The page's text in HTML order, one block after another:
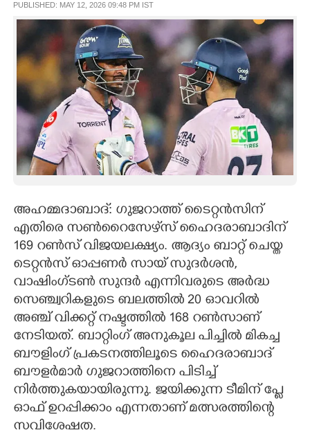
LIFESTYLE
SPIRITUAL
INFO+
ART
ASTRO
CARTOONS
LITERATURE
CONTACT US
PUBLISHED: MAY 12, 2026 09:48 PM IST
അഹമ്മദാബാദ്: ഗുജറാത്ത് ടൈറ്റന്‍സിന്
എതിരെ സണ്‍റൈസേഴ്‌സ് ഹൈദരാബാദിന്
169 റണ്‍സ് വിജയലക്ഷ്യം. ആദ്യം ബാറ്റ് ചെയ്ത
ടെറ്റന്‍സ് ഓപ്പണര്‍ സായ് സുദര്‍ശന്‍,
വാഷിംഗ്ടണ്‍ സുന്ദര്‍ എന്നിവരുടെ അര്‍ദ്ധ
സെഞ്ച്വറികളുടെ ബലത്തില്‍ 20 ഓവറില്‍
അഞ്ച് വിക്കറ്റ് നഷ്ടത്തില്‍ 168 റണ്‍സാണ്
നേടിയത്. ബാറ്റിംഗ് അനുകൂല പിച്ചില്‍ മികച്ച
ബൗളിംഗ് പ്രകടനത്തിലൂടെ ഹൈദരാബാദ്
ബൗളര്‍മാര്‍ ഗുജറാത്തിനെ പിടിച്ച്
നിര്‍ത്തുകയായിരുന്നു. ജയിക്കുന്ന ടീമിന് പ്ലേ
ഓഫ് ഉറപ്പിക്കാം എന്നതാണ് മത്സരത്തിന്റെ
സവിശേഷത.